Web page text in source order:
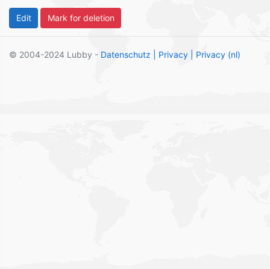
© 2004-2024 Lubby - Datenschutz | Privacy | Privacy (nl)